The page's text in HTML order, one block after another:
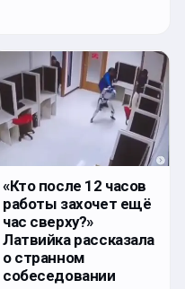
«Кто после 12 часов
работы захочет ещё
час сверху?»
Латвийка рассказала
о странном
собеседовании